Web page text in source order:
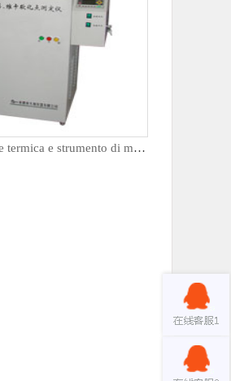
Deformazione termica e strumento di misurazione del punto di ammorbidimento VICA XRW-300B